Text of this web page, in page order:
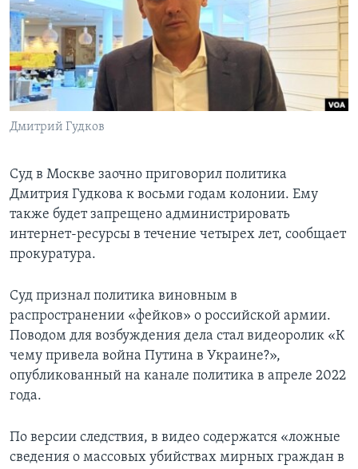
Learning English
СОЦИАЛЬНЫЕ СЕТИ
Дмитрий Гудков
Суд в Москве заочно приговорил политика
Дмитрия Гудкова к восьми годам колонии. Ему
также будет запрещено администрировать
интернет-ресурсы в течение четырех лет, сообщает
прокуратура.
Суд признал политика виновным в
распространении «фейков» о российской армии.
Поводом для возбуждения дела стал видеоролик «К
чему привела война Путина в Украине?»,
опубликованный на канале политика в апреле 2022
года.
По версии следствия, в видео содержатся «ложные
сведения о массовых убийствах мирных граждан в